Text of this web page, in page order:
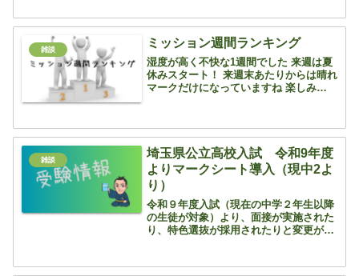
ね・・・ なにやら反応スピードが速いと
か・・・ キーボー...
雑談 ミッション週間ランキング
湿度が高く不快な1週間でした 来週は夏
休みスタート！ 来週末あたりからは晴れ
マークだけになっていますね 楽しみでは
す 昨年は長男受験の為、旅行をパスした
ので、今年は行こ...
雑談
埼玉県公立高校入試 令和9年度
よりマークシート導入（現中2よ
り）
令和９年度入試（現在の中学２年生以降
の生徒が対象）より、面接が実施された
り、特色選抜が採用されたりと変更が予
料はこちらです 東京都、神奈川県、千葉